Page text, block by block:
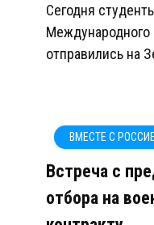
Сегодня
Международного
отправились на
ВМЕСТЕ С
Встреча с
отбора на